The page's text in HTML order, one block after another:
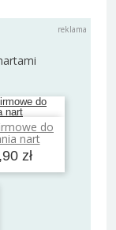
do
nart
zł
koszyka